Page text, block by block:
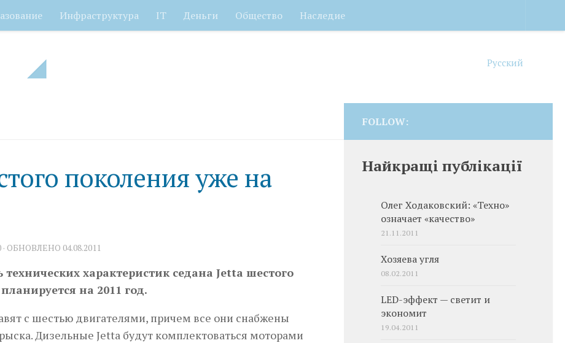
Инфраструктура IT Деньги Общество Наследие
Русский
поколения уже на
· ОБНОВЛЕНО 04.08.2011
характеристик седана Jetta шестого
на 2011 год.
с шестью двигателями, причем все они снабжены
Дизельные Jetta будут комплектоваться моторами
FOLLOW:
Найкращі публікації
Олег Ходаковский: «Техно»
означает «качество»
21.11.2011
Хозяева угля
08.02.2011
LED-эффект — светит и
экономит
19.04.2011